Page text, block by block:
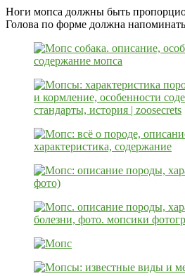
Ноги мопса должны быть
Голова по форме должна напоминать